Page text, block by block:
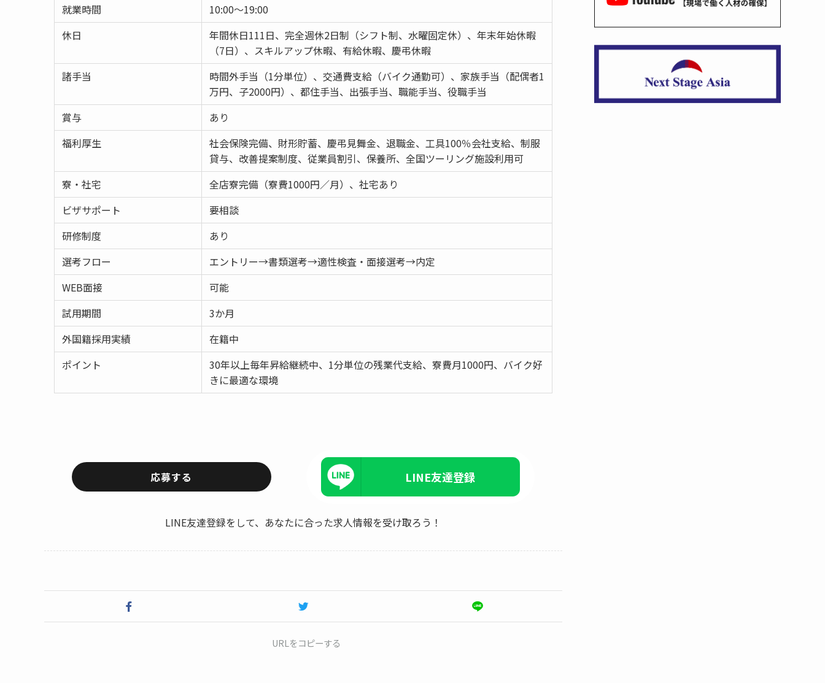
就業時間
10:00～19:00
休日
年間休日111日、完全週休2日制（シフト制、水曜固定休）、年末年始休暇
（7日）、スキルアップ休暇、有給休暇、慶弔休暇
諸手当
時間外手当（1分単位）、交通費支給（バイク通勤可）、家族手当（配偶者1
万円、子2000円）、都住手当、出張手当、職能手当、役職手当
賞与
あり
福利厚生
社会保険完備、財形貯蓄、慶弔見舞金、退職金、工具100％会社支給、制服
貸与、改善提案制度、従業員割引、保養所、全国ツーリング施設利用可
寮・社宅
全店寮完備（寮費1000円／月）、社宅あり
ビザサポート
要相談
研修制度
あり
選考フロー
エントリー→書類選考→適性検査・面接選考→内定
WEB面接
可能
試用期間
3か月
外国籍採用実績
在籍中
ポイント
30年以上毎年昇給継続中、1分単位の残業代支給、寮費月1000円、バイク好
きに最適な環境
応募する LINE友達登録
LINE友達登録をして、あなたに合った求人情報を受け取ろう！
URLをコピーする